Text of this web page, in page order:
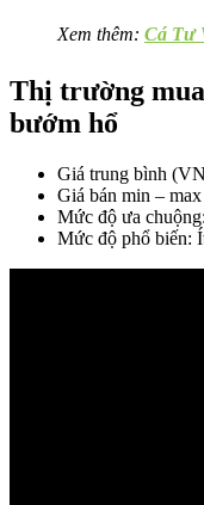
Xem thêm: Cá Tư
Thị trường
bướm hổ
Giá trung bình
Giá bán min –
Mức độ ưa
Mức độ phổ biến: